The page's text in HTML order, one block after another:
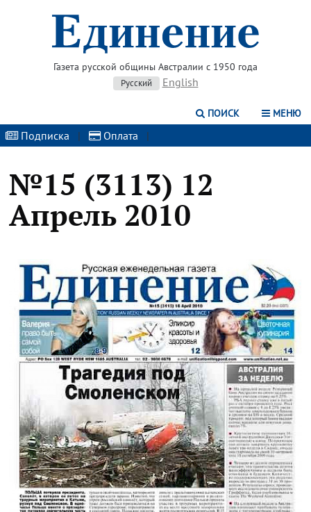
Газета русской общины Австралии с 1950 года
Русский English
ПОИСК МЕНЮ
Подписка | Оплата |
№15 (3113) 12
Апрель 2010